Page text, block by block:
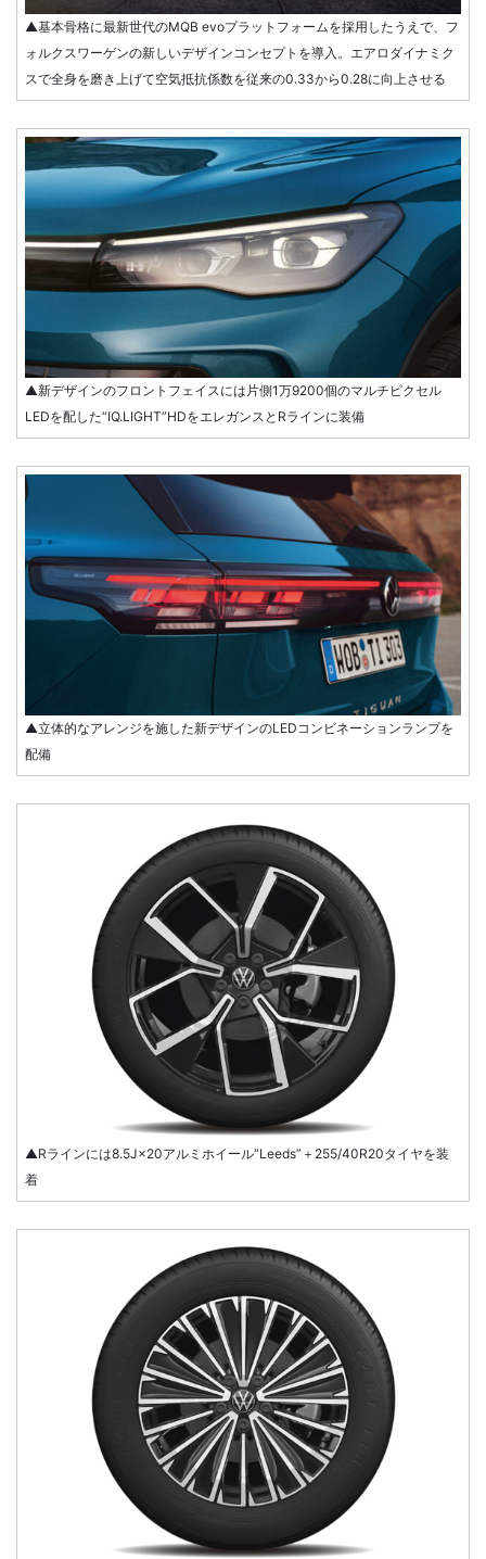
▲基本骨格に最新世代のMQB evoプラットフォームを採用したうえで、フ
ォルクスワーゲンの新しいデザインコンセプトを導入。エアロダイナミク
スで全身を磨き上げて空気抵抗係数を従来の0.33から0.28に向上させる
▲新デザインのフロントフェイスには片側1万9200個のマルチピクセル
LEDを配した“IQ.LIGHT”HDをエレガンスとRラインに装備
▲立体的なアレンジを施した新デザインのLEDコンビネーションランプを
配備
▲Rラインには8.5J×20アルミホイール“Leeds”＋255/40R20タイヤを装
着